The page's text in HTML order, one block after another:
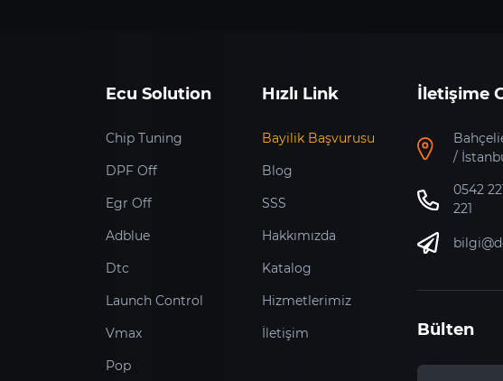
Ecu Solution
Chip Tuning
DPF Off
Egr Off
Adblue
Dtc
Launch Control
Vmax
Pop
Hızlı Link
Bayilik Başvurusu
Blog
SSS
Hakkımızda
Katalog
Hizmetlerimiz
İletişim
İletişime
/
0542
221
Bülten